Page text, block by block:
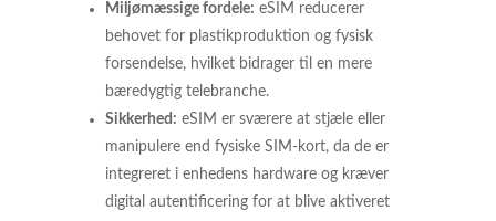
Miljømæssige fordele: eSIM reducerer
behovet for plastikproduktion og fysisk
forsendelse, hvilket bidrager til en mere
bæredygtig telebranche.
Sikkerhed: eSIM er sværere at stjæle eller
manipulere end fysiske SIM-kort, da de er
integreret i enhedens hardware og kræver
digital autentificering for at blive aktiveret